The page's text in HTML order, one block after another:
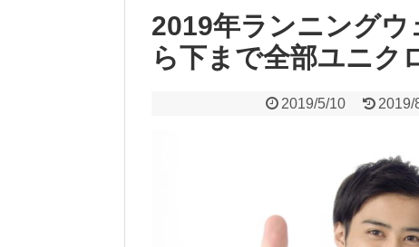
2019年ランニング
ら下まで全部ユニ
2019/5/10 2019/